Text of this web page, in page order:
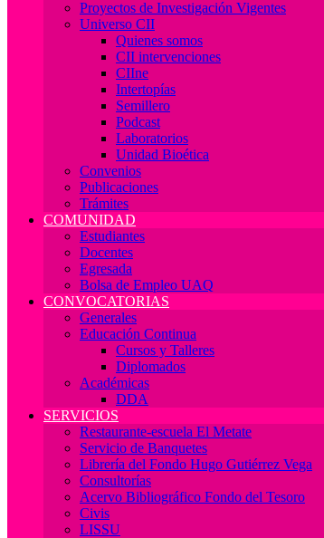
Proyectos de Investigación Vigentes
Universo CII
Quienes somos
CII intervenciones
CIIne
Intertopías
Semillero
Podcast
Laboratorios
Unidad Bioética
Convenios
Publicaciones
Trámites
COMUNIDAD
Estudiantes
Docentes
Egresada
Bolsa de Empleo UAQ
CONVOCATORIAS
Generales
Educación Continua
Cursos y Talleres
Diplomados
Académicas
DDA
SERVICIOS
Restaurante-escuela El Metate
Servicio de Banquetes
Librería del Fondo Hugo Gutiérrez Vega
Consultorías
Acervo Bibliográfico Fondo del Tesoro
Civis
LISSU